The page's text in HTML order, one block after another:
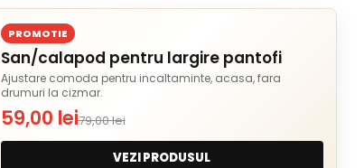
PROMOTIE
San/calapod pentru largire pantofi
Ajustare comoda pentru incaltaminte, acasa, fara
drumuri la cizmar.
59,00 lei79,00 lei
VEZI PRODUSUL